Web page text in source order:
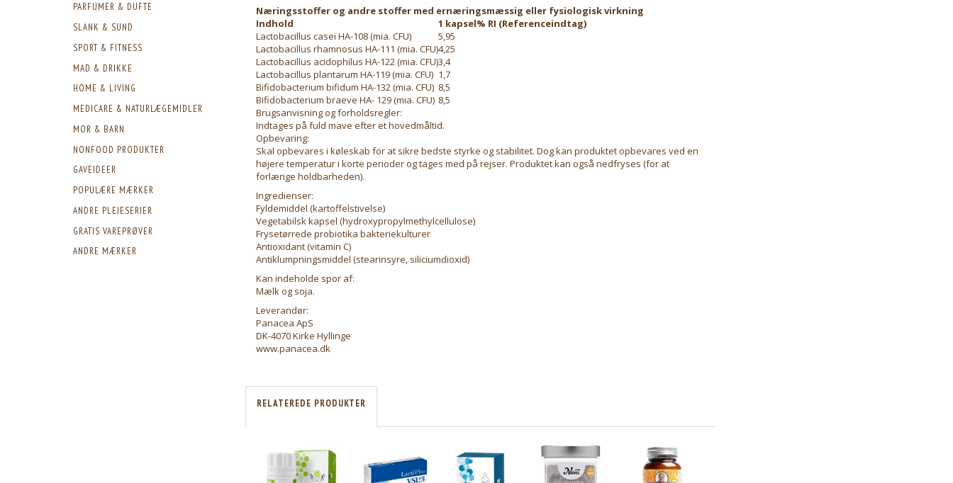
PARFUMER & DUFTE
SLANK & SUND
SPORT & FITNESS
MAD & DRIKKE
HOME & LIVING
MEDICARE & NATURLÆGEMIDLER
MOR & BARN
NONFOOD PRODUKTER
GAVEIDEER
POPULÆRE MÆRKER
ANDRE PLEJESERIER
GRATIS VAREPRØVER
ANDRE MÆRKER
Næringsstoffer og andre stoffer med ernæringsmæssig eller fysiologisk virkning
Indhold
1 kapsel% RI (Referenceindtag)
Lactobacillus casei HA-108 (mia. CFU)
5,95
Lactobacillus rhamnosus HA-111 (mia. CFU)4,25
Lactobacillus acidophilus HA-122 (mia. CFU)3,4
Lactobacillus plantarum HA-119 (mia. CFU) 1,7
Bifidobacterium bifidum HA-132 (mia. CFU) 8,5
Bifidobacterium braeve HA- 129 (mia. CFU) 8,5
Brugsanvisning og forholdsregler:
Indtages på fuld mave efter et hovedmåltid.
Opbevaring:
Skal opbevares i køleskab for at sikre bedste styrke og stabilitet. Dog kan produktet opbevares ved en
højere temperatur i korte perioder og tages med på rejser. Produktet kan også nedfryses (for at
forlænge holdbarheden).
Ingredienser:
Fyldemiddel (kartoffelstivelse)
Vegetabilsk kapsel (hydroxypropylmethylcellulose)
Frysetørrede probiotika bakteriekulturer
Antioxidant (vitamin C)
Antiklumpningsmiddel (stearinsyre, siliciumdioxid)
Kan indeholde spor af:
Mælk og soja.
Leverandør:
Panacea ApS
DK-4070 Kirke Hyllinge
www.panacea.dk
RELATEREDE PRODUKTER